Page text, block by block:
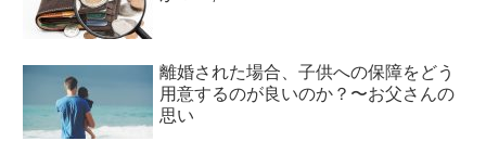
離婚された場合、子供への保障をどう
用意するのが良いのか？〜お父さんの
思い